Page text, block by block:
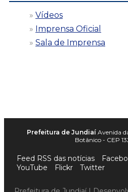
Vídeos
Imprensa Oficial
Sala de Imprensa
Prefeitura de Jundiaí Avenida
Botânico - CEP
Feed RSS das notícias
YouTube
Flickr Twitter